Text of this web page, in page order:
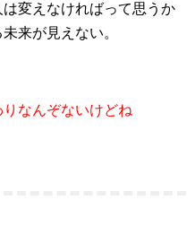
変えなければって思うか
来が見えない。
なんぞないけどね